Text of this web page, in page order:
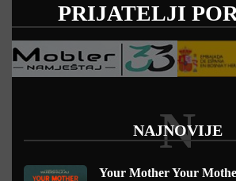
PRIJATELJI
NAJNOVIJE
N
Your Mother Your